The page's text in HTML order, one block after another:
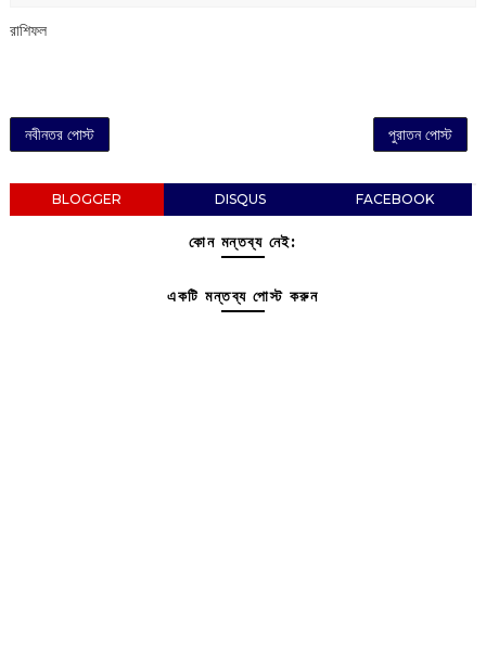
রাশিফল
নবীনতর পোস্ট পুরাতন পোস্ট
BLOGGER DISQUS FACEBOOK
কোন মন্তব্য নেই:
একটি মন্তব্য পোস্ট করুন